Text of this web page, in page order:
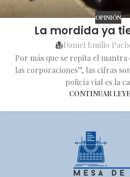
OPINIÓN
La mordida ya
Daniel Emilio
Por más que se repita el
las corporaciones”, las cifras
policía vial es la
CONTINUAR